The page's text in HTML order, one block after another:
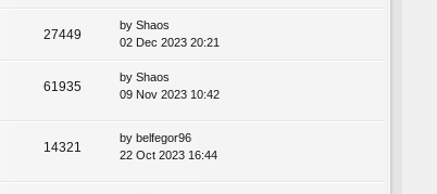
27449
by Shaos
02 Dec 2023 20:21
61935
by Shaos
09 Nov 2023 10:42
14321
by belfegor96
22 Oct 2023 16:44